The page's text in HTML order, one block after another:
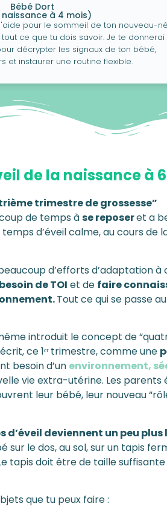
Bébé Dort
naissance à 4 mois)
pour le sommeil de ton nouveau-
ce que tu dois savoir. Je te donnerai
décrypter les signaux de ton bébé,
et instaurer une routine flexible.
de la naissance à
trimestre de grossesse”
de temps àse reposeret a
temps d’éveil calme, au cours de
d’efforts d’adaptation
besoin de TOI et de faire
Tout ce qui se passe
introduit le concept de
ce 1ᵉʳ trimestre, comme une
besoin d’un environnement,
vie extra-utérine. Les parents
leur bébé, leur nouveau
d’éveil deviennent un peu plus
le dos, au sol, sur un tapis
tapis doit être de taille
que tu peux faire :